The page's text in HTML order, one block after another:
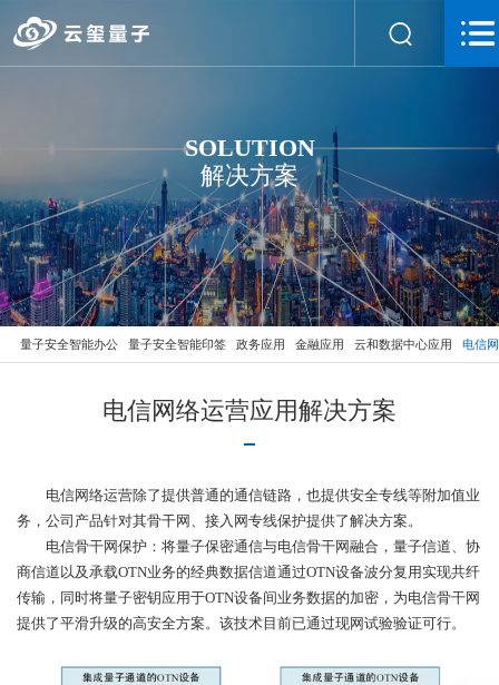
SOLUTION
解决方案
量子安全智能办公 量子安全智能印签 政务应用 金融应用 云和数据中心应用 电信
电信网络运营应用解决方案
电信网络运营除了提供普通的通信链路，也提供安全专线等附加值业
务，公司产品针对其骨干网、接入网专线保护提供了解决方案。
电信骨干网保护：将量子保密通信与电信骨干网融合，量子信道、协
商信道以及承载OTN业务的经典数据信道通过OTN设备波分复用实现共纤
传输，同时将量子密钥应用于OTN设备间业务数据的加密，为电信骨干网
提供了平滑升级的高安全方案。该技术目前已通过现网试验验证可行。